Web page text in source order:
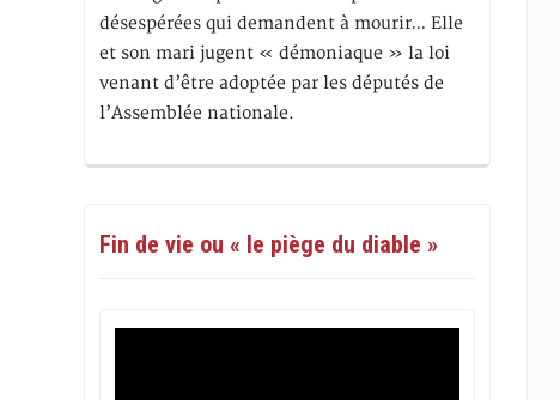
désespérées qui demandent à mourir… Elle
et son mari jugent « démoniaque » la loi
venant d’être adoptée par les députés de
l’Assemblée nationale.
Fin de vie ou « le piège du diable »